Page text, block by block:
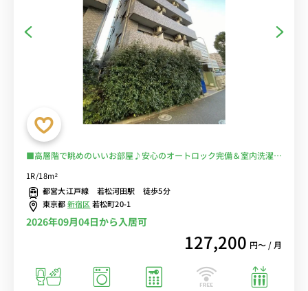
■高層階で眺めのいいお部屋♪安心のオートロック完備＆室内洗濯機
ア付き♪■都営大江戸線「若松河田駅」徒歩5分/新宿・六本木まで乗
換なしでアクセス/■選べるWi-Fi格安レンタル中！
1R/18m²
都営大江戸線 若松河田駅 徒歩5分
東京都新宿区若松町20-1
2026年09月04日から入居可
127,200 円〜 / 月